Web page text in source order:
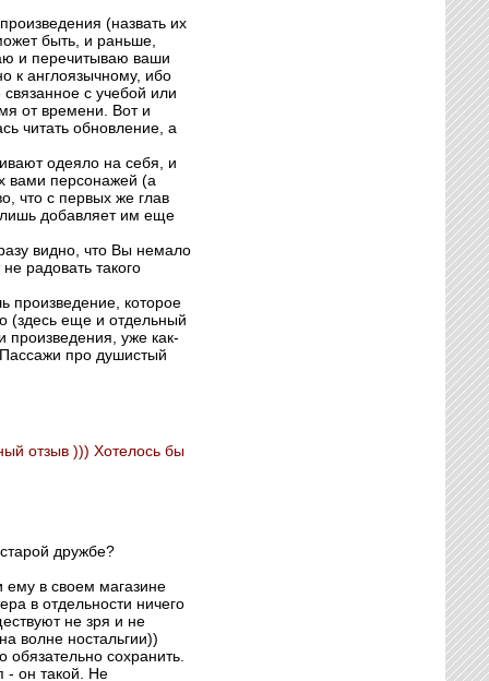
(назвать их
быть, и раньше,
и перечитываю ваши
к англоязычному, ибо
с учебой или
от времени. Вот и
читать обновление, а
одеяло на себя, и
вами персонажей (а
что с первых же глав
лишь добавляет им еще
видно, что Вы немало
радовать такого
произведение, которое
(здесь еще и отдельный
произведения, уже как-
про душистый
отзыв ))) Хотелось бы
дружбе?
ему в своем магазине
в отдельности ничего
не зря и не
волне ностальгии))
сохранить.
- он такой. Не